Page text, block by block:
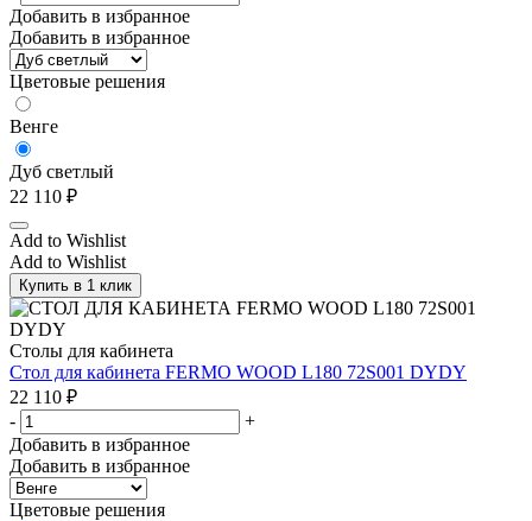
Добавить в избранное
Добавить в избранное
Цветовые решения
Венге
Дуб светлый
22 110 ₽
Add to Wishlist
Add to Wishlist
Купить в 1 клик
Столы для кабинета
Стол для кабинета FERMO WOOD L180 72S001 DYDY
22 110 ₽
-
+
Добавить в избранное
Добавить в избранное
Цветовые решения